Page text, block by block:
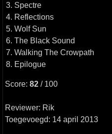
3. Spectre
4. Reflections
5. Wolf Sun
6. The Black Sound
7. Walking The Crowpath
8. Epilogue
Score: 82 / 100
Reviewer: Rik
Toegevoegd: 14 april 2013